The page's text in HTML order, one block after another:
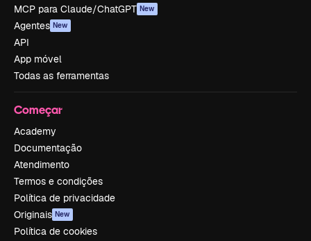
MCP para Claude/ChatGPT New
Agentes New
API
App móvel
Todas as ferramentas
Começar
Academy
Documentação
Atendimento
Termos e condições
Política de privacidade
Originais New
Política de cookies